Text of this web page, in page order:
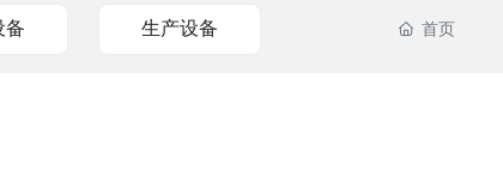
备 生产设备 首页